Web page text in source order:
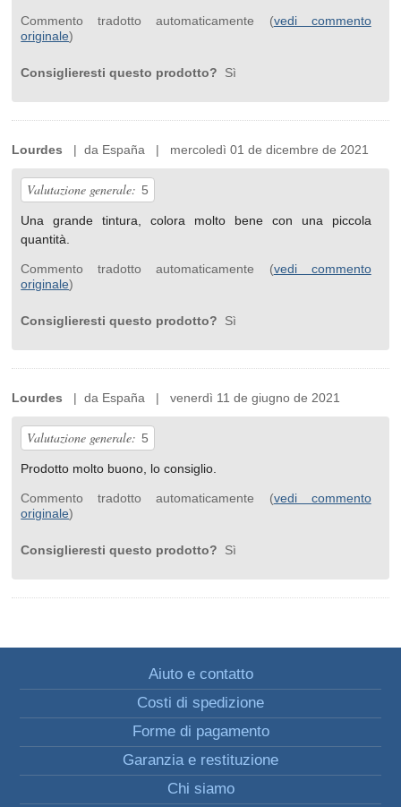
Commento tradotto automaticamente (vedi commento
originale)
Consiglieresti questo prodotto? Sì
Lourdes | da España | mercoledì 01 de dicembre de 2021
Valutazione generale: 5
Una grande tintura, colora molto bene con una piccola
quantità.
Commento tradotto automaticamente (vedi commento
originale)
Consiglieresti questo prodotto? Sì
Lourdes | da España | venerdì 11 de giugno de 2021
Valutazione generale: 5
Prodotto molto buono, lo consiglio.
Commento tradotto automaticamente (vedi commento
originale)
Consiglieresti questo prodotto? Sì
Aiuto e contatto
Costi di spedizione
Forme di pagamento
Garanzia e restituzione
Chi siamo